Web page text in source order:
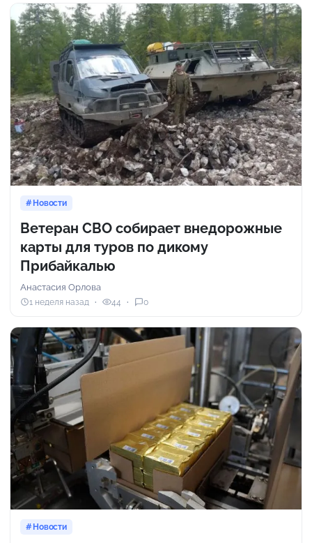
Новости
Ветеран СВО собирает внедорожные
карты для туров по дикому
Прибайкалью
Анастасия Орлова
1 неделя назад 44 0
Новости